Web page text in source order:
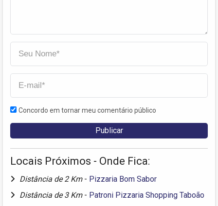
Concordo em tornar meu comentário público
Locais Próximos - Onde Fica:
Distância de 2 Km - Pizzaria Bom Sabor
Distância de 3 Km - Patroni Pizzaria Shopping Taboão